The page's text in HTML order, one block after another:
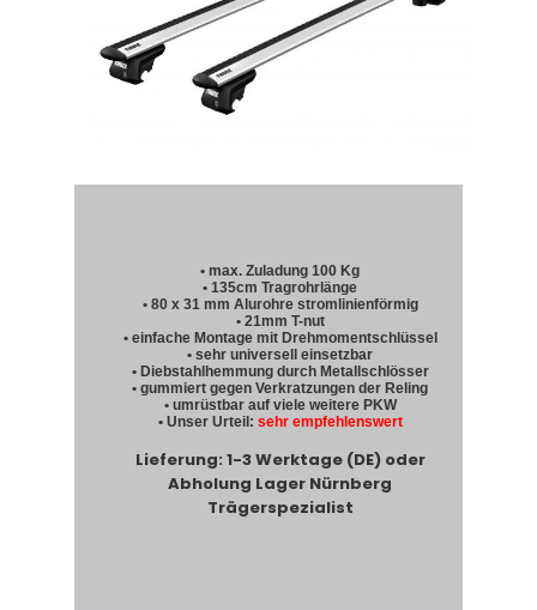
• max. Zuladung 100 Kg
• 135cm Tragrohrlänge
• 80 x 31 mm Alurohre stromlinienförmig
• 21mm T-nut
• einfache Montage mit Drehmomentschlüssel
• sehr universell einsetzbar
• Diebstahlhemmung durch Metallschlösser
• gummiert gegen Verkratzungen der Reling
• umrüstbar auf viele weitere PKW
• Unser Urteil: sehr empfehlenswert
Lieferung: 1-3 Werktage (DE) oder
Abholung Lager Nürnberg
Trägerspezialist